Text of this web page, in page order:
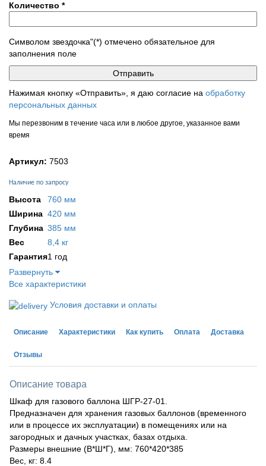
Количество *
Символом звездочка"(*) отмечено обязательное для
заполнения поле
Нажимая кнопку «Отправить», я даю согласие на обработку
персональных данных
Мы перезвоним в течение часа или в любое другое, указанное вами
время
Артикул: 7503
Наличие по запросу
Высота
760 мм
Ширина 420 мм
Глубина 385 мм
Вес
8,4 кг
Гарантия1 год
Развернуть
Все характеристики
Условия доставки и оплаты
Описание Характеристики Как купить Оплата Доставка
Отзывы
Описание товара
Шкаф для газового баллона ШГР-27-01.
Предназначен для хранения газовых баллонов (временного
или в процессе их эксплуатации) в помещениях или на
загородных и дачных участках, базах отдыха.
Размеры внешние (В*Ш*Г), мм: 760*420*385
Вес, кг: 8.4